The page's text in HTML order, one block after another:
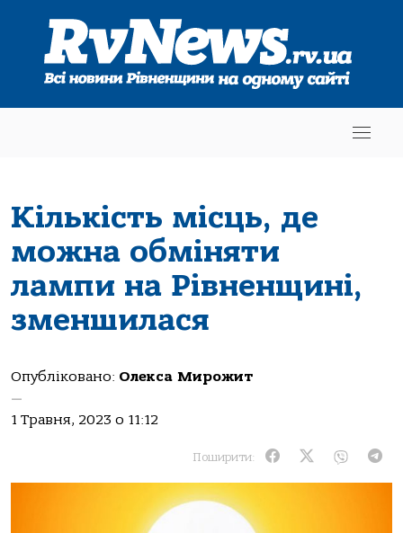
Кількість місць, де
можна обміняти
лампи на Рівненщині,
зменшилася
Опубліковано: Олекса Мирожит
—
1 Травня, 2023 о 11:12
Поширити: